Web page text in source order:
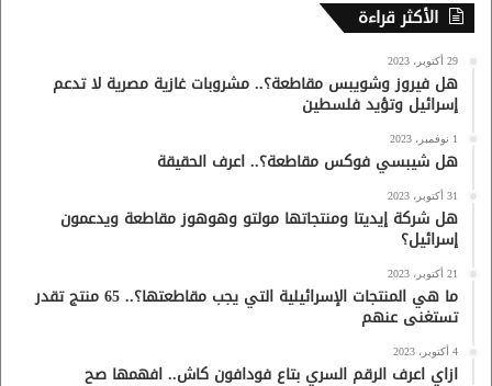
الأكثر قراءة
29 أكتوبر، 2023
هل فيروز وشويبس مقاطعة؟.. مشروبات غازية مصرية لا تدعم
إسرائيل وتؤيد فلسطين
1 نوفمبر، 2023
هل شيبسي فوكس مقاطعة؟.. اعرف الحقيقة
31 أكتوبر، 2023
هل شركة إيديتا ومنتجاتها مولتو وهوهوز مقاطعة ويدعمون
إسرائيل؟
21 أكتوبر، 2023
ما هي المنتجات الإسرائيلية التي يجب مقاطعتها؟.. 65 منتج تقدر
تستغنى عنهم
4 أكتوبر، 2023
ازاي اعرف الرقم السري بتاع فودافون كاش.. افهمها صح